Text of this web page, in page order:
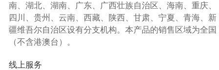
南、湖北、湖南、广东、广西壮族自治区、海南、重庆、
四川、贵州、云南、西藏、陕西、甘肃、宁夏、青海、新
疆维吾尔自治区设有分支机构。本产品的销售区域为全国
（不含港澳台）。
线上服务